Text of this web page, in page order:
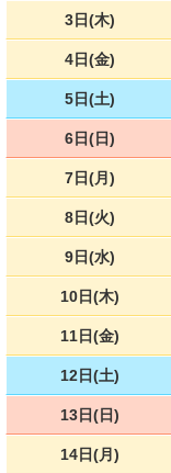
3日(木)
4日(金)
5日(土)
6日(日)
7日(月)
8日(火)
9日(水)
10日(木)
11日(金)
12日(土)
13日(日)
14日(月)